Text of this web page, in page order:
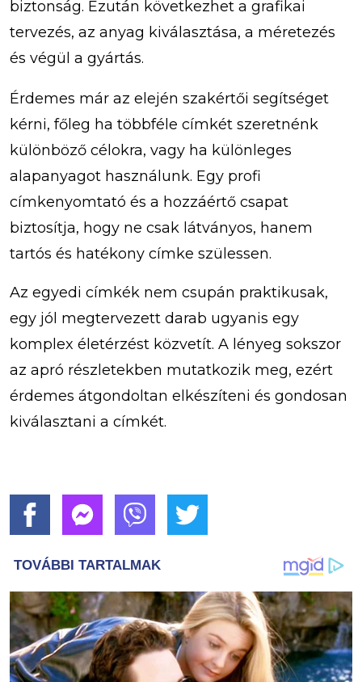
biztonság. Ezután következhet a grafikai
tervezés, az anyag kiválasztása, a méretezés
és végül a gyártás.
Érdemes már az elején szakértői segítséget
kérni, főleg ha többféle címkét szeretnénk
különböző célokra, vagy ha különleges
alapanyagot használunk. Egy profi
címkenyomtató és a hozzáértő csapat
biztosítja, hogy ne csak látványos, hanem
tartós és hatékony címke szülessen.
Az egyedi címkék nem csupán praktikusak,
egy jól megtervezett darab ugyanis egy
komplex életérzést közvetít. A lényeg sokszor
az apró részletekben mutatkozik meg, ezért
érdemes átgondoltan elkészíteni és gondosan
kiválasztani a címkét.